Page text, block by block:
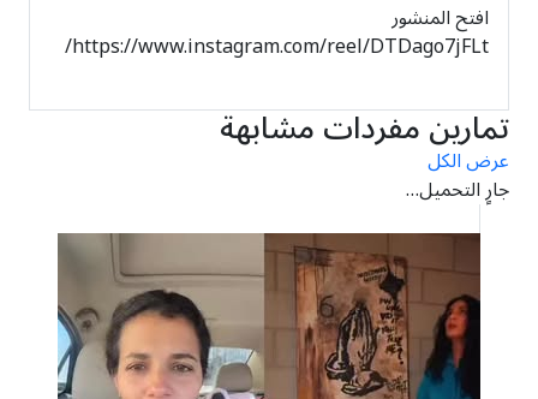
افتح المنشور
https://www.instagram.com/reel/DTDago7jFLt/
تمارين مفردات مشابهة
عرض الكل
جارٍ التحميل…